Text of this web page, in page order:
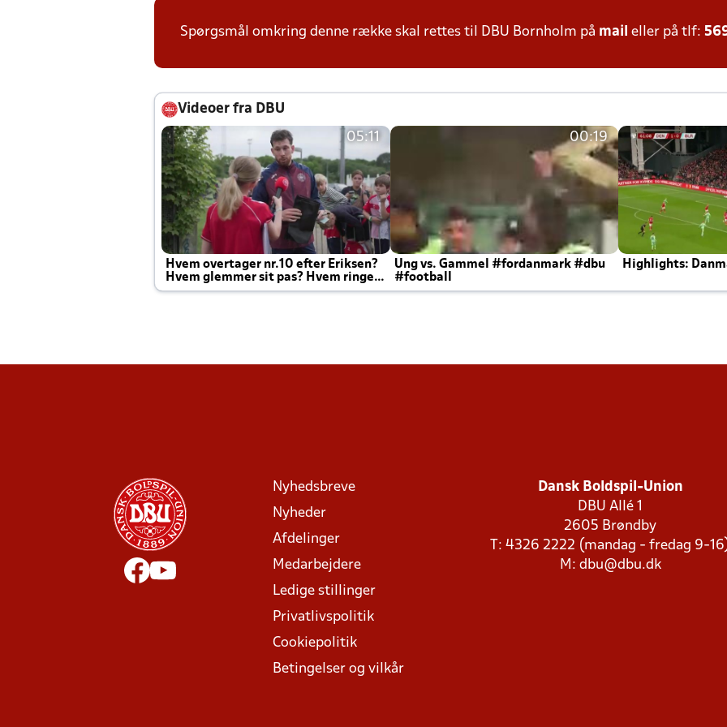
Spørgsmål omkring denne række skal rettes til DBU Bornholm på mail eller på tlf:
Videoer fra DBU
05:11
Hvem overtager nr.10 efter Eriksen?
Hvem glemmer sit pas? Hvem ringer
Joachim altid til efter kampe?
00:19
Ung vs. Gammel #fordanmark #dbu
#football
Highlights:
Nyhedsbreve
Nyheder
Afdelinger
Medarbejdere
Ledige stillinger
Privatlivspolitik
Cookiepolitik
Betingelser og vilkår
Dansk Boldspil-Union
DBU Allé 1
2605 Brøndby
T: 4326 2222 (mandag - fredag 9-
M: dbu@dbu.dk